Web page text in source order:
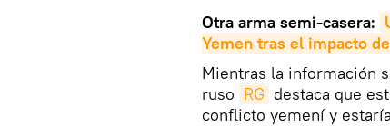
Otra arma semi-casera:
Yemen tras el impacto
​Mientras la información
ruso RG destaca que
conflicto yemení y